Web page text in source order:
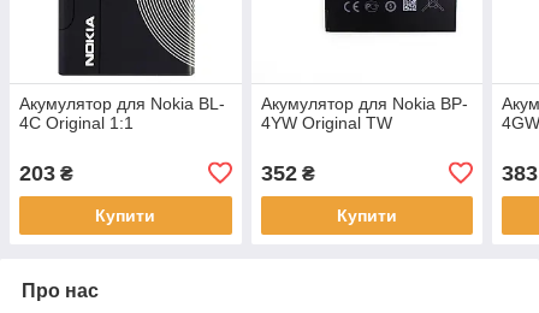
Акумулятор для Nokia BL-
4C Original 1:1
203 ₴
Купити
Акумулятор для Nokia BP-
4YW Original TW
352₴
Купити
383
Про нас